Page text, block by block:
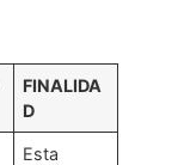
FINALIDA
D
Esta